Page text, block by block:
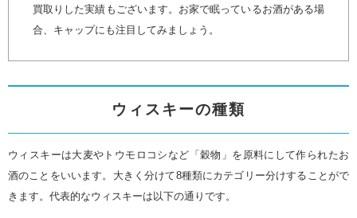
買取りした実績もございます。お家で眠っているお酒がある場
合、キャップにも注目してみましょう。
ウィスキーの種類
ウィスキーは大麦やトウモロコシなど「穀物」を原料にして作られたお
酒のことをいいます。大きく分けて8種類にカテゴリー分けすることがで
きます。代表的なウィスキーは以下の通りです。